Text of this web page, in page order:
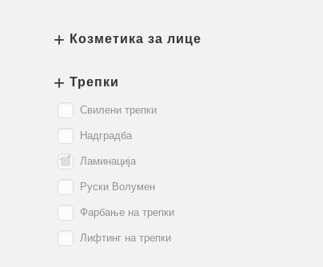
Козметика за лице
Трепки
Свилени трепки
Надградба
Ламинација
Руски Волумен
Фарбање на трепки
Лифтинг на трепки